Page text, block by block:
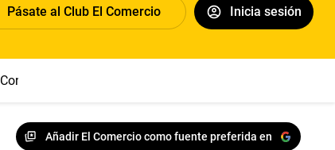
Pásate al Club El Comercio Inicia sesión
Congreso
Añadir El Comercio como fuente preferida en